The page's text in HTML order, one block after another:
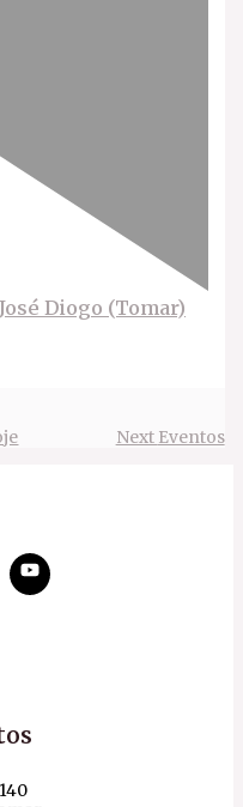
Diogo (Tomar)
Next Eventos